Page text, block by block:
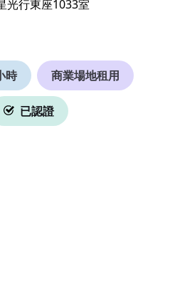
光行東座1033室
時
商業場地租用
已認證